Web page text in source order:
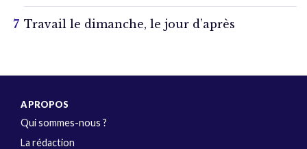
Travail le dimanche, le jour d’après
A PROPOS
Qui sommes-nous ?
La rédaction